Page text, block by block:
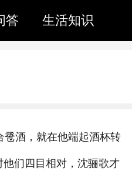
答 生活知识
卺酒，就在他端起酒杯转
们四目相对，沈骊歌才